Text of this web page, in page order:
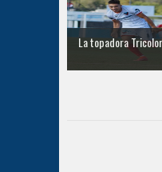
La topadora Tricolor